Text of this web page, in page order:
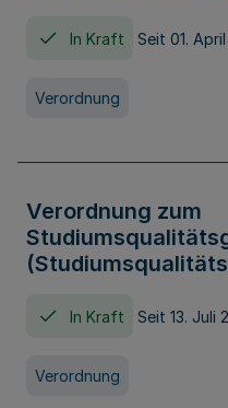
In Kraft Seit 01.
Verordnung
Verordnung zum
In Kraft Seit 13. Juli
Verordnung